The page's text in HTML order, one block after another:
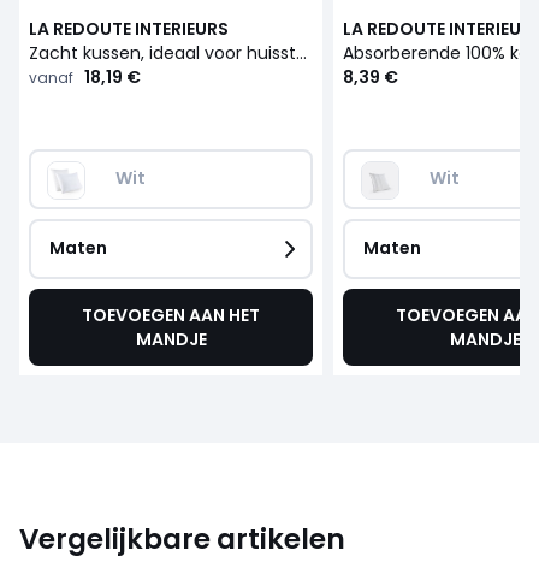
LA REDOUTE INTERIEURS
Zacht kussen, ideaal voor huisstofmijtallergieën
vanaf 18,19 €
Wit
Maten
TOEVOEGEN AAN HET
MANDJE
LA REDOUTE
8,39 €
Wit
Maten
TOEVOEGEN
MANDJE
Vergelijkbare artikelen